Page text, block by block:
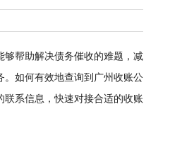
帮助解决债务催收的难题，减
。如何有效地查询到广州收账公
系信息，快速对接合适的收账